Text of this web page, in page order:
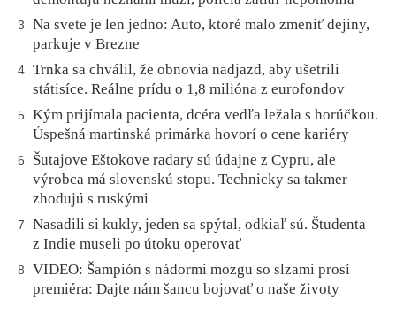
3
Na svete je len jedno: Auto, ktoré malo zmeniť dejiny,
parkuje v Brezne
4 Trnka sa chválil, že obnovia nadjazd, aby ušetrili
státisíce. Reálne prídu o 1,8 milióna z eurofondov
5
Kým prijímala pacienta, dcéra vedľa ležala s horúčkou.
Úspešná martinská primárka hovorí o cene kariéry
6
Šutajove Eštokove radary sú údajne z Cypru, ale
výrobca má slovenskú stopu. Technicky sa takmer
zhodujú s ruskými
7
Nasadili si kukly, jeden sa spýtal, odkiaľ sú. Študenta
z Indie museli po útoku operovať
8
VIDEO: Šampión s nádormi mozgu so slzami prosí
premiéra: Dajte nám šancu bojovať o naše životy